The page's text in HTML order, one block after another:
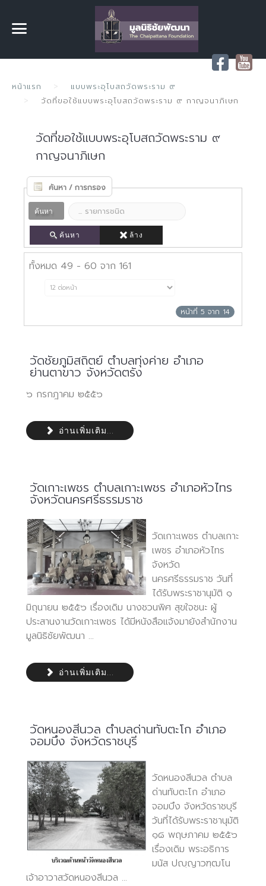
หน้าแรก
แบบพระอุโบสถวัดพระราม ๙
วัดที่ขอใช้แบบพระอุโบสถวัดพระราม ๙ กาญจนาภิเษก
วัดที่ขอใช้แบบพระอุโบสถวัดพระราม ๙
กาญจนาภิเษก
ค้นหา / การกรอง
ค้นหา
ค้นหา ล้าง
ทั้งหมด 49 - 60 จาก 161
หน้าที่ 5 จาก 14
วัดชัยภูมิสถิตย์ ตำบลทุ่งค่าย อำเภอ
ย่านตาขาว จังหวัดตรัง
๖ กรกฎาคม ๒๕๕๖
อ่านเพิ่มเติม...
วัดเกาะเพชร ตำบลเกาะเพชร อำเภอหัวไทร
จังหวัดนครศรีธรรมราช
วัดเกาะเพชร ตำบลเกาะ
เพชร อำเภอหัวไทร
จังหวัด
นครศรีธรรมราช วันที่
ได้รับพระราชานุมัติ ๑
มิถุนายน ๒๕๕๖ เรื่องเดิม นางชวนพิศ สุขใจชนะ ผู้
ประสานงานวัดเกาะเพชร ได้มีหนังสือแจ้งมายังสำนักงาน
มูลนิธิชัยพัฒนา ...
อ่านเพิ่มเติม...
วัดหนองสีนวล ตำบลด่านทับตะโก อำเภอ
จอมบึง จังหวัดราชบุรี
วัดหนองสีนวล ตำบล
ด่านทับตะโก อำเภอ
จอมบึง จังหวัดราชบุรี
วันที่ได้รับพระราชานุมัติ
๑๘ พฤษภาคม ๒๕๕๖
เรื่องเดิม พระอธิการ
มนัส ปญฺญาวฑฺฒโน
เจ้าอาวาสวัดหนองสีนวล ...